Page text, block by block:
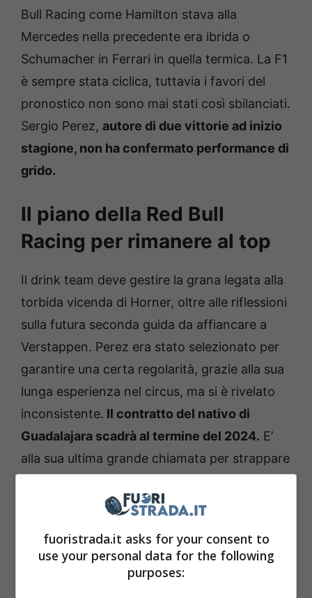
Bull Racing come Hamilton stava alla
Mercedes nella precedente era ibrida o
Schumacher in Ferrari in quella termica. La F1
è sempre stata ciclica, tuttavia i favori del
pronostico non sono mai stati così sbilanciati.
Sergio Perez, autore di due vittorie ad inizio
stagione, non ha confermato performance di
grido.
Il piano della Red Bull
Racing per rimanere al top
Il drink team deve gestire la grana legata alla
torbida vicenda di Horner, oltre alle riflessioni
sulla futura seconda guida da affiancare a
Verstappen. Perez era stato selezionato per
garantire una certa regolarità, grazie alla sua
lunga esperienza nel circus, ma si è rivelato
inconsistente. Il contratto del nativo di
Guadalajara scadrà al termine del 2024. E’
alla sua ultima grande chiamata per strappare
fuoristrada.it asks for your consent to
use your personal data for the following
purposes: